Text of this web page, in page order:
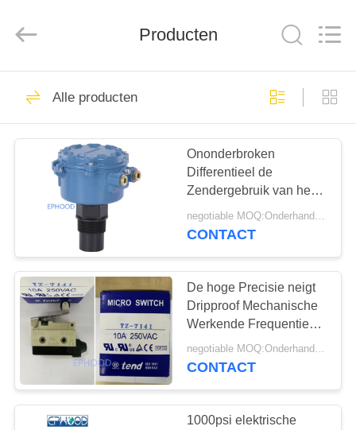
HUIS
PRODUCTEN
OVER
ONS
FABRIEKSTOCHT
KWALITEITSCONTROLE
NEEM
CONTACT
MET
Ltd..
Gasdrukregelaar
Fisher Gas
Regulator
44
Producten
Alle producten
Ononderbroken
Differentieel de
Zendergebruik van het
Drukniveau op
Gevaarlijke Gebieden
negotiable MOQ:Onderhandeling
CONTACT
De hoge Precisie neigt
Dripproof Mechanische
Werkende Frequentie
van de Grensschakelaar
negotiable MOQ:Onderhandeling
CONTACT
1000psi elektrische